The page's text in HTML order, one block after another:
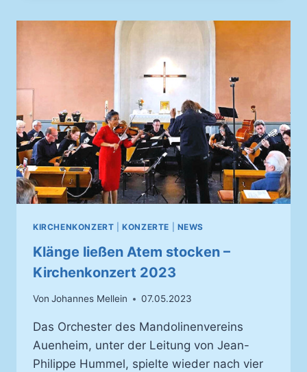
–
KIRCHENKONZERT |KONZERTE NEWS
Klänge ließen Atem stocken –
Kirchenkonzert 2023
Von Johannes Mellein 07.05.2023
Das Orchester des Mandolinenvereins
Auenheim, unter der Leitung von Jean-
Philippe Hummel, spielte wieder nach vier